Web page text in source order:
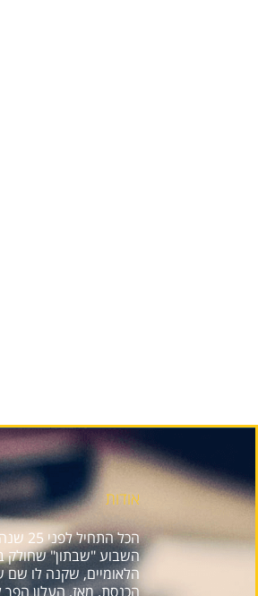
אודות
הכל
השבוע "שבתון" שחולק
הלאומיים, שקנה לו שם
הכנסת. מאז, העלון הפך